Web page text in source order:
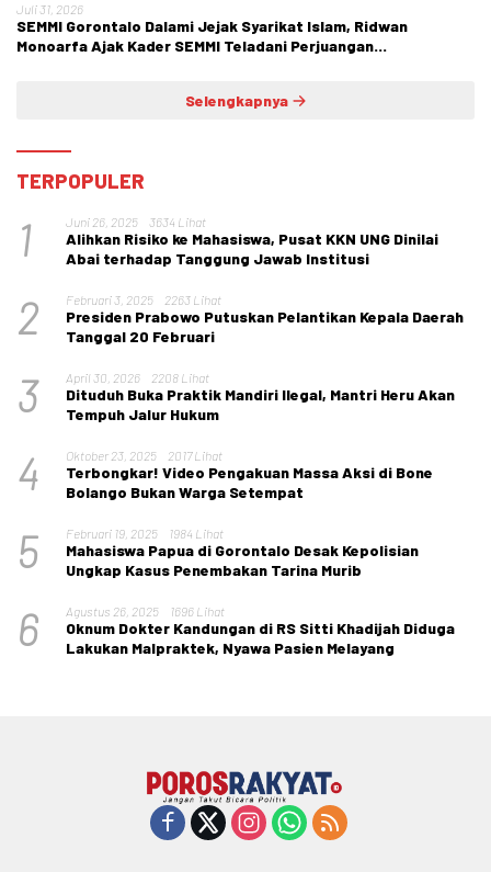
Juli 31, 2026
SEMMI Gorontalo Dalami Jejak Syarikat Islam, Ridwan
Monoarfa Ajak Kader SEMMI Teladani Perjuangan
Selengkapnya
TERPOPULER
1 Juni 26, 2025 3634 Lihat
Alihkan Risiko ke Mahasiswa, Pusat KKN UNG Dinilai
Abai terhadap Tanggung Jawab Institusi
2 Februari 3, 2025 2263 Lihat
Presiden Prabowo Putuskan Pelantikan Kepala Daerah
Tanggal 20 Februari
3 April 30, 2026 2208 Lihat
Dituduh Buka Praktik Mandiri Ilegal, Mantri Heru Akan
Tempuh Jalur Hukum
4 Oktober 23, 2025 2017 Lihat
Terbongkar! Video Pengakuan Massa Aksi di Bone
Bolango Bukan Warga Setempat
5 Februari 19, 2025 1984 Lihat
Mahasiswa Papua di Gorontalo Desak Kepolisian
Ungkap Kasus Penembakan Tarina Murib
6 Agustus 26, 2025 1696 Lihat
Oknum Dokter Kandungan di RS Sitti Khadijah Diduga
Lakukan Malpraktek, Nyawa Pasien Melayang